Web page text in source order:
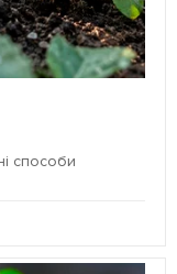
способи